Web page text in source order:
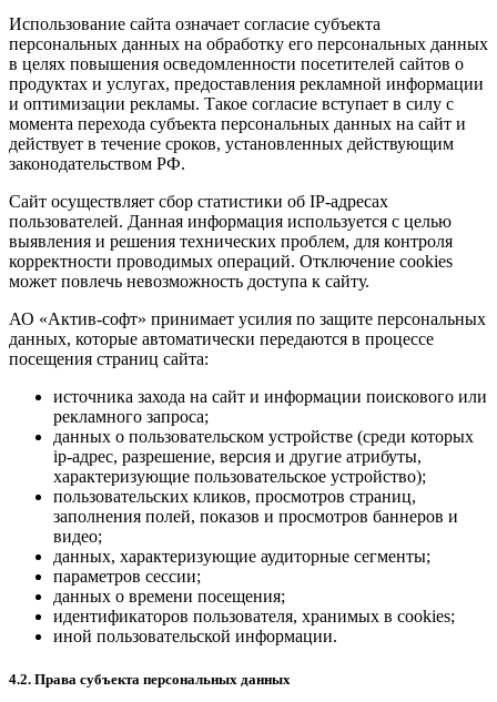
Использование сайта означает согласие субъекта
персональных данных на обработку его персональных данных
в целях повышения осведомленности посетителей сайтов о
продуктах и услугах, предоставления рекламной информации
и оптимизации рекламы. Такое согласие вступает в силу с
момента перехода субъекта персональных данных на сайт и
действует в течение сроков, установленных действующим
законодательством РФ.
Сайт осуществляет сбор статистики об IP-адресах
пользователей. Данная информация используется с целью
выявления и решения технических проблем, для контроля
корректности проводимых операций. Отключение cookies
может повлечь невозможность доступа к сайту.
АО «Актив-софт» принимает усилия по защите персональных
данных, которые автоматически передаются в процессе
посещения страниц сайта:
источника захода на сайт и информации поискового или
рекламного запроса;
данных о пользовательском устройстве (среди которых
ip-адрес, разрешение, версия и другие атрибуты,
характеризующие пользовательское устройство);
пользовательских кликов, просмотров страниц,
заполнения полей, показов и просмотров баннеров и
видео;
данных, характеризующие аудиторные сегменты;
параметров сессии;
данных о времени посещения;
идентификаторов пользователя, хранимых в cookies;
иной пользовательской информации.
4.2. Права субъекта персональных данных